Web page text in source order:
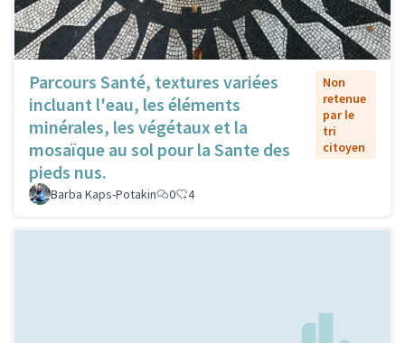
Parcours Santé, textures variées
incluant l'eau, les éléments
minérales, les végétaux et la
mosaïque au sol pour la Sante des
pieds nus.
Non
retenue
par le
tri
citoyen
Barba Kaps-Potakin 0 4